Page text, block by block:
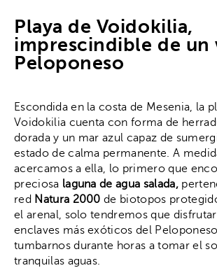
Playa de Voidokilia,
imprescindible de un
Peloponeso
Escondida en la costa de Mesenia, la
Voidokilia cuenta con forma de
dorada y un mar azul capaz de
estado de calma permanente. A
acercamos a ella, lo primero que
preciosa laguna de agua salada,
red Natura 2000 de biotopos
el arenal, solo tendremos que
enclaves más exóticos del
tumbarnos durante horas a tomar el
tranquilas aguas.